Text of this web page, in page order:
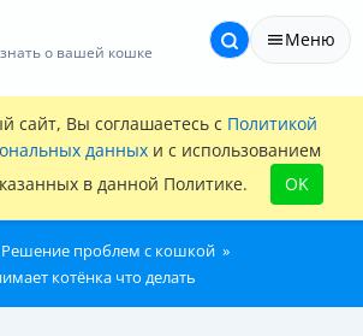
о вашей кошке
Меню
сайт, Вы соглашаетесь с Политикой
данных и с использованием
в данной Политике.
OK
Решение проблем с кошкой
котёнка что делать